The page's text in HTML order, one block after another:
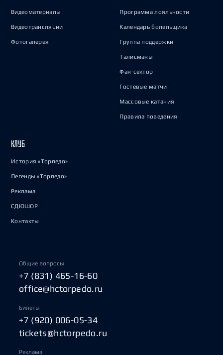
Видеоматериалы
Видеотрансляции
Фотогалерея
Программа лояльности
Календарь болельщика
Группа поддержки
Талисманы
Фан-сектор
Гостевые матчи
Массовые катания
Правила поведения
КЛУБ
История «Торпедо»
Легенды «Торпедо»
Реклама
СДЮШОР
Контакты
Общие вопросы
+7 (831) 465-16-60
office@hctorpedo.ru
Билеты
+7 (920) 006-05-34
tickets@hctorpedo.ru
Реклама